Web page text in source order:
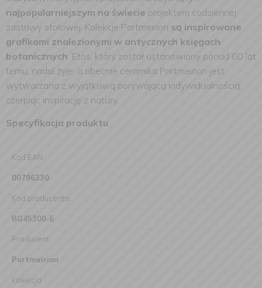
najpopularniejszym na świecie projektem codziennej
zastawy stołowej. Kolekcje Portmeirion są inspirowane
grafikami znalezionymi w antycznych księgach
botanicznych. Etos, który został ustanowiony ponad 60 lat
temu, nadal żyje, a obecnie ceramika Portmeirion jest
wytwarzana z wyjątkową porywającą indywidualnością,
czerpiąc inspirację z natury.
Specyfikacja produktu
Kod EAN
00796330
Kod producenta
BG45300-E
Producent
Portmeirion
kolekcja